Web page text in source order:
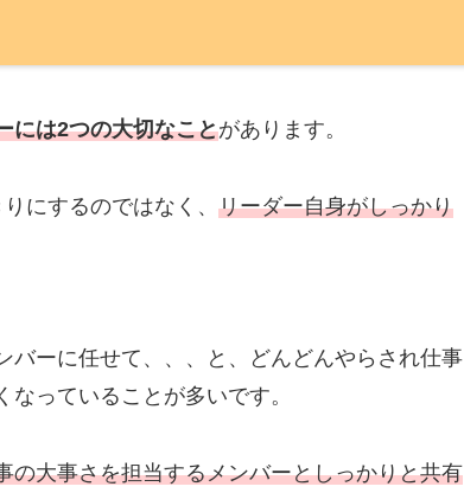
には2つの大切なことがあります。
にするのではなく、 リーダー自身がしっかり
バーに任せて、、、と、どんどんやらされ仕事
っていることが多いです。
の大事さを担当するメンバーとしっかりと共有